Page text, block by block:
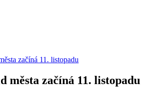
začíná 11. listopadu
města začíná 11. listopadu